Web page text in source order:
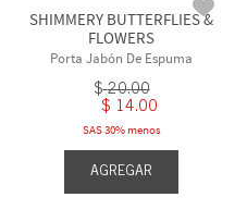
SHIMMERY BUTTERFLIES &
FLOWERS
Porta Jabón De Espuma
$ 20.00
$ 14.00
SAS 30% menos
AGREGAR